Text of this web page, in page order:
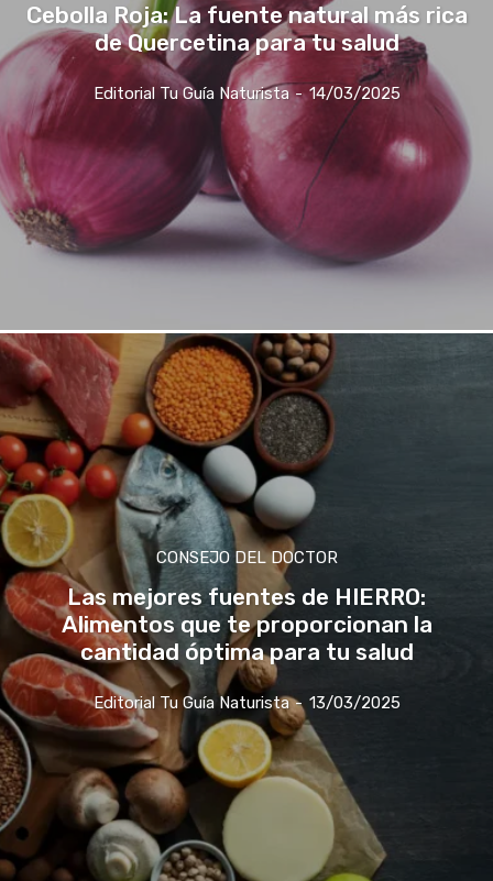
Cebolla Roja: La fuente natural más rica
de Quercetina para tu salud
Editorial Tu Guía Naturista - 14/03/2025
CONSEJO DEL DOCTOR
Las mejores fuentes de HIERRO:
Alimentos que te proporcionan la
cantidad óptima para tu salud
Editorial Tu Guía Naturista - 13/03/2025